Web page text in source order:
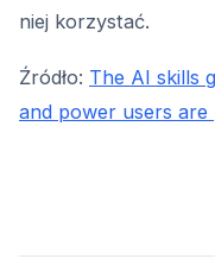
niej korzystać.
Źródło: The AI skills
and power users